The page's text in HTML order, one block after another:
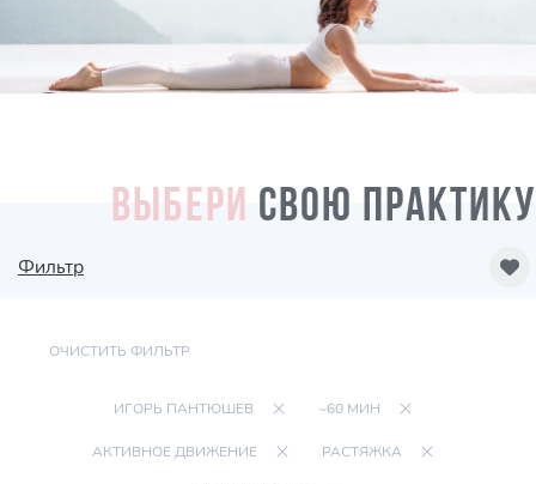
ВЫБЕРИ СВОЮ ПРАКТИКУ
Фильтр
ОЧИСТИТЬ ФИЛЬТР
ИГОРЬ ПАНТЮШЕВ ~60 МИН
АКТИВНОЕ ДВИЖЕНИЕ РАСТЯЖКА